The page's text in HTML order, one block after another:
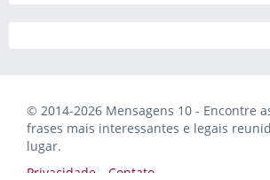
© 2014-2026 Mensagens 10 - Encontre
frases mais interessantes e legais
lugar.
Privacidade
Contato